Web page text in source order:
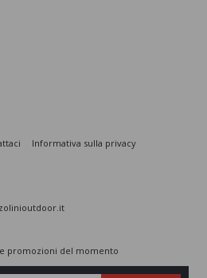
Informativa sulla privacy
promozioni del momento